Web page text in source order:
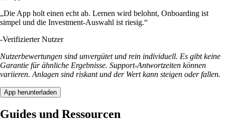
„Die App holt einen echt ab. Lernen wird belohnt, Onboarding ist
simpel und die Investment-Auswahl ist riesig.“
-Verifizierter Nutzer
Nutzerbewertungen sind unvergütet und rein individuell. Es gibt keine
Garantie für ähnliche Ergebnisse. Support-Antwortzeiten können
variieren. Anlagen sind riskant und der Wert kann steigen oder fallen.
App herunterladen
Guides und Ressourcen